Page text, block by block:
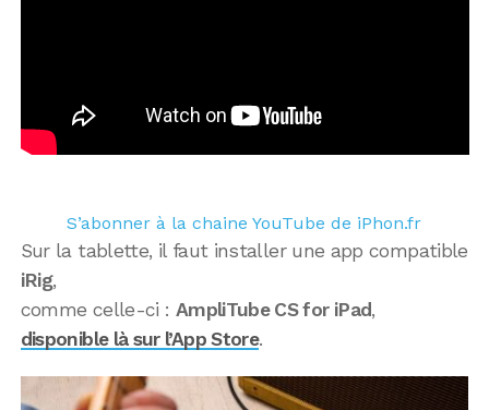
S’abonner à la chaine YouTube de iPhon.fr
Sur la tablette, il faut installer une app compatible
iRig,
comme celle-ci : AmpliTube CS for iPad,
disponible là sur l’App Store.